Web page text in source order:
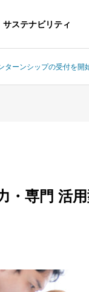
サステナビリティ
ーンシップの受付を開
専門 活